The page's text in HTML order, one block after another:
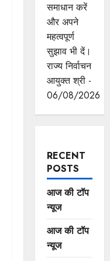
समाधान करें
और अपने
महत्वपूर्ण
सुझाव भी दें।
राज्य निर्वाचन
आयुक्त श्री -
06/08/2026
RECENT
POSTS
आज की टॉप
न्यूज
आज की टॉप
न्यूज